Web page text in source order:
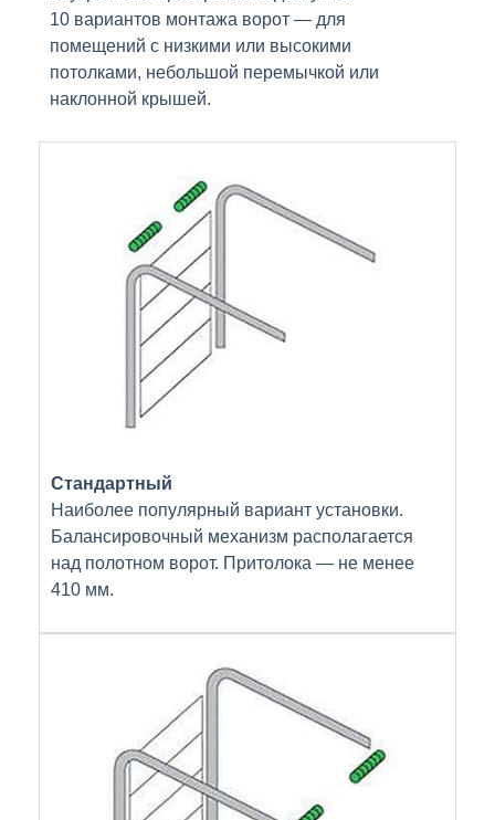
10 вариантов монтажа ворот — для
помещений с низкими или высокими
потолками, небольшой перемычкой или
наклонной крышей.
Стандартный
Наиболее популярный вариант установки.
Балансировочный механизм располагается
над полотном ворот. Притолока — не менее
410 мм.